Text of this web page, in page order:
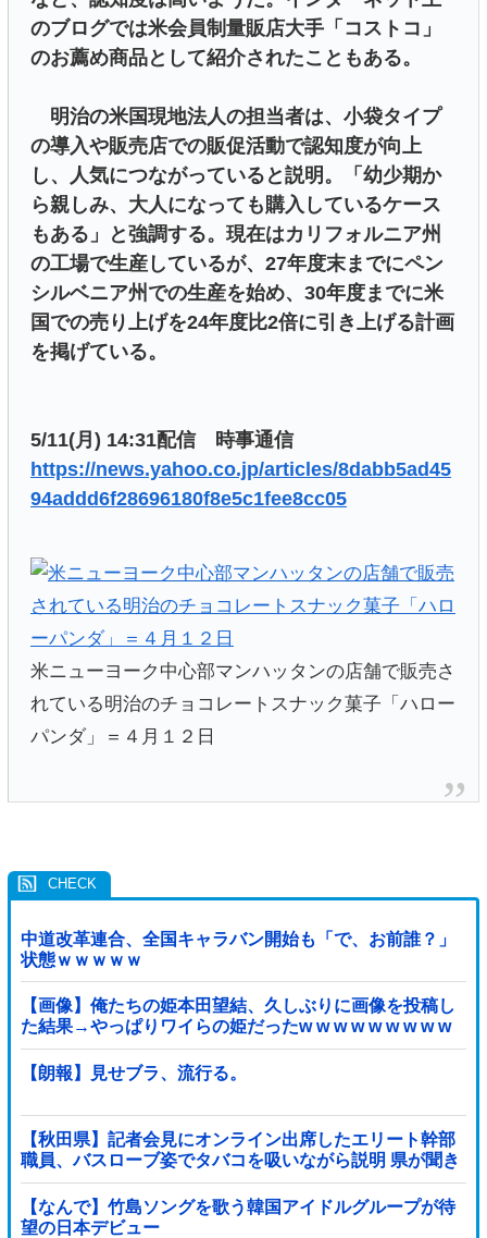
のブログでは米会員制量販店大手「コストコ」
のお薦め商品として紹介されたこともある。
明治の米国現地法人の担当者は、小袋タイプ
の導入や販売店での販促活動で認知度が向上
し、人気につながっていると説明。「幼少期か
ら親しみ、大人になっても購入しているケース
もある」と強調する。現在はカリフォルニア州
の工場で生産しているが、27年度末までにペン
シルベニア州での生産を始め、30年度までに米
国での売り上げを24年度比2倍に引き上げる計画
を掲げている。
5/11(月) 14:31配信 時事通信
https://news.yahoo.co.jp/articles/8dabb5ad45
94addd6f28696180f8e5c1fee8cc05
米ニューヨーク中心部マンハッタンの店舗で販売さ
れている明治のチョコレートスナック菓子「ハロー
パンダ」＝４月１２日
中道改革連合、全国キャラバン開始も「で、お前誰？」
状態ｗｗｗｗｗ
【画像】俺たちの姫本田望結、久しぶりに画像を投稿し
た結果→やっぱりワイらの姫だったw w w w w w w w w
w
【朗報】見せブラ、流行る。
【秋田県】記者会見にオンライン出席したエリート幹部
職員、バスローブ姿でタバコを吸いながら説明 県が聞き
取りへ
【なんで】竹島ソングを歌う韓国アイドルグループが待
望の日本デビュー